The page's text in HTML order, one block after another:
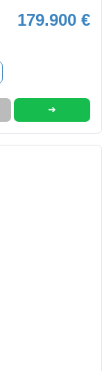
179.900 €
➜